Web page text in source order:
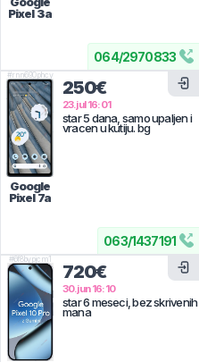
064/2970833
Pixel 3a
063/1437191
#rnn690phcy
Google
Pixel 7a
250€
23.jul 16:01
star 5 dana, samo upaljen i
vracen u kutiju. bg
#6f8bypjcm1
720€
30.jun 16:10
star 6 meseci, bez skrivenih
mana